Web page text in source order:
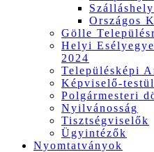
Országos
Gölle
Helyi
2024
Településképi
Képviselő-
Polgármesteri
Nyilvánosság
Tisztségviselők
Ügyintézők
Nyomtatványok